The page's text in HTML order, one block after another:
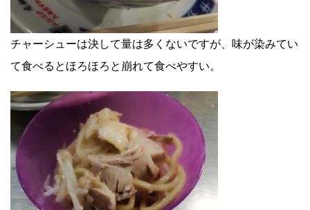
チャーシューは決して量は多くないですが、味が染みてい
て食べるとほろほろと崩れて食べやすい。